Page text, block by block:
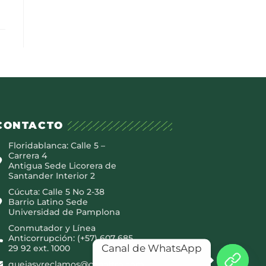
Floridablanca: Calle 5 –
Carrera 4
Antigua Sede Licorera de
Santander Interior 2
Cúcuta: Calle 5 No 2-38
Barrio Latino Sede
Universidad de Pamplona
Conmutador y Línea
Anticorrupción: (+57) 607 685
29 92 ext. 1000
Canal de WhatsApp